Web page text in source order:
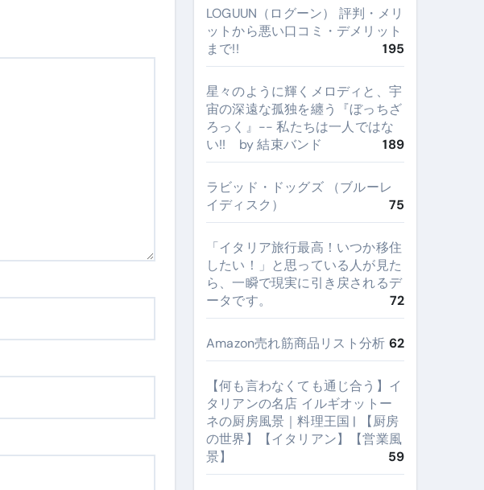
LOGUUN（ログーン） 評判・メリ
ットから悪い口コミ・デメリット
まで!!
195
星々のように輝くメロディと、宇
宙の深遠な孤独を纏う『ぼっちざ
ろっく』-- 私たちは一人ではな
い!! by 結束バンド
189
ラビッド・ドッグズ （ブルーレ
イディスク）
75
​「イタリア旅行最高！いつか移住
したい！」と思っている人が見た
ら、一瞬で現実に引き戻されるデ
ータです。
72
Amazon売れ筋商品リスト分析 62
【何も言わなくても通じ合う】イ
タリアンの名店 イルギオットー
ネの厨房風景｜料理王国 | 【厨房
の世界】【イタリアン】【営業風
景】
59